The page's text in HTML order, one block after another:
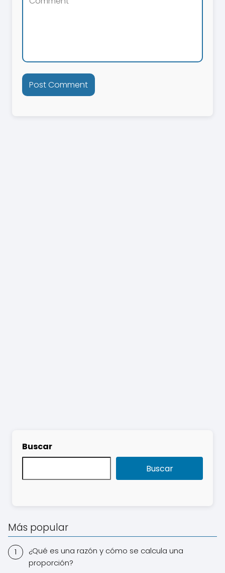
Buscar
Buscar
Más popular
¿Qué es una razón y cómo se calcula una
proporción?